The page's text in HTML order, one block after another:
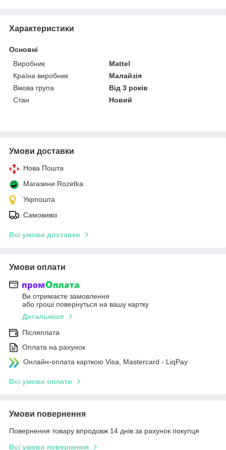
Характеристики
Основні
Виробник
Mattel
Країна виробник
Малайзія
Вікова група
Від 3 років
Стан
Новий
Умови доставки
Нова Пошта
Магазини Rozetka
Укрпошта
Самовивіз
Всі умови доставки
Умови оплати
Ви отримаєте замовлення
або гроші повернуться на вашу картку
Детальніше
Післяплата
Оплата на рахунок
Онлайн-оплата карткою Visa, Mastercard - LiqPay
Всі умови оплати
Умови повернення
Повернення товару впродовж 14 днів за рахунок покупця
Всі умови повернення